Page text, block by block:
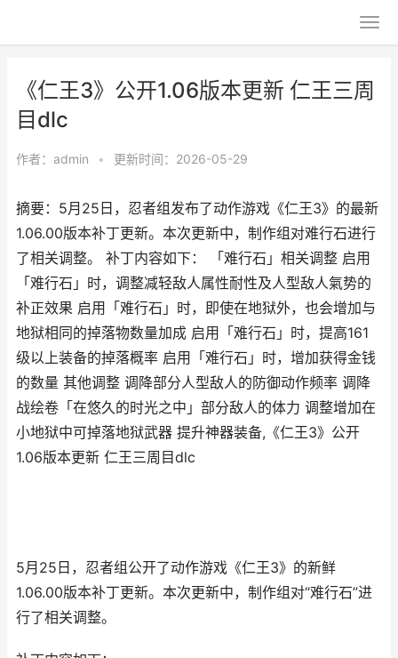
《仁王3》公开1.06版本更新 仁王三周
目dlc
作者： admin • 更新时间：2026-05-29
摘要：5月25日，忍者组发布了动作游戏《仁王3》的最新
1.06.00版本补丁更新。本次更新中，制作组对难行石进行
了相关调整。 补丁内容如下： 「难行石」相关调整 启用
「难行石」时，调整减轻敌人属性耐性及人型敌人氣势的
补正效果 启用「难行石」时，即使在地狱外，也会增加与
地狱相同的掉落物数量加成 启用「难行石」时，提高161
级以上装备的掉落概率 启用「难行石」时，增加获得金钱
的数量 其他调整 调降部分人型敌人的防御动作频率 调降
战绘卷「在悠久的时光之中」部分敌人的体力 调整增加在
小地狱中可掉落地狱武器 提升神器装备,《仁王3》公开
1.06版本更新 仁王三周目dlc
5月25日，忍者组公开了动作游戏《仁王3》的新鲜
1.06.00版本补丁更新。本次更新中，制作组对“难行石”进
行了相关调整。